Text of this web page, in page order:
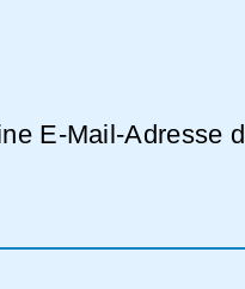
E-Mail-Adresse